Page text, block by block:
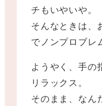
チもいやいや。
そんなときは、
でノンプロブレ
ようやく、手の
リラックス。
そのまま、なん